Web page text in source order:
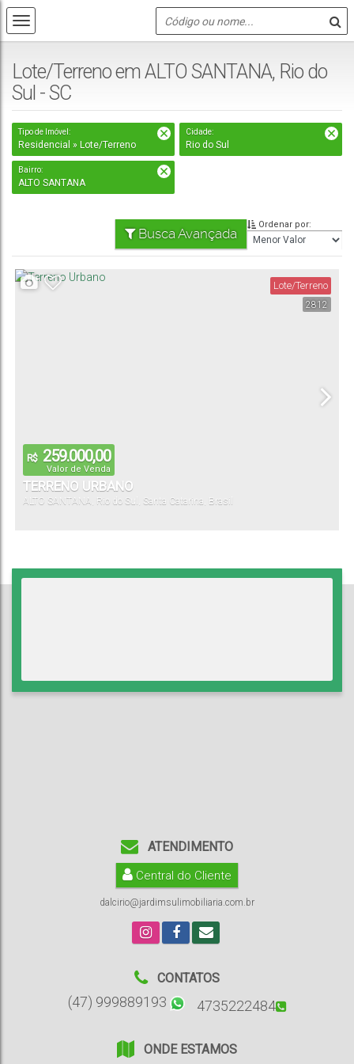
Lote/Terreno em ALTO SANTANA, Rio do
Sul - SC
Tipo de Imóvel:
Residencial » Lote/Terreno
Cidade:
Rio do Sul
Bairro:
ALTO SANTANA
Busca Avançada
Ordenar por:
2812
Lote/Terreno
R$ 259.000,00
Valor de Venda
TERRENO URBANO
ALTO SANTANA Rio do Sul Santa Catarina Brasil
ATENDIMENTO
Central do Cliente
dalcirio@jardimsulimobiliaria.com.br
CONTATOS
(47) 999889193 4735222484
ONDE ESTAMOS